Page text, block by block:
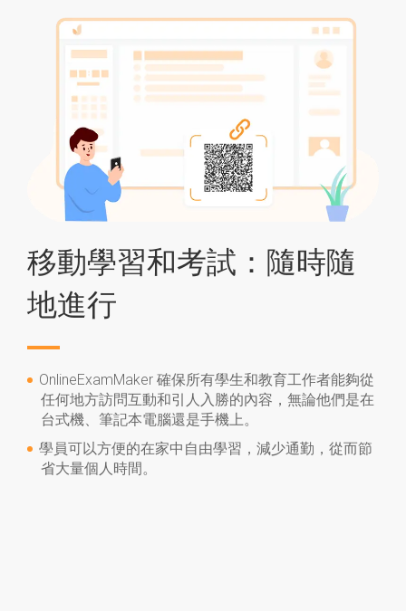
移動學習和考試：隨時隨
地進行
OnlineExamMaker 確保所有學生和教育工作者能夠從
任何地方訪問互動和引人入勝的內容，無論他們是在
台式機、筆記本電腦還是手機上。
學員可以方便的在家中自由學習，減少通勤，從而節
省大量個人時間。